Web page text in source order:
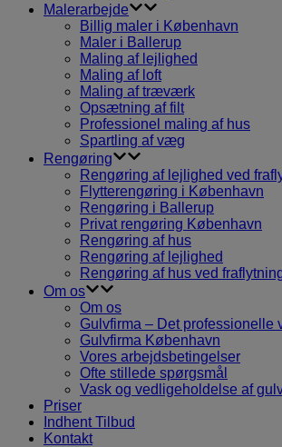
Malerarbejde
Billig maler i København
Maler i Ballerup
Maling af lejlighed
Maling af loft
Maling af træværk
Opsætning af filt
Professionel maling af hus
Spartling af væg
Rengøring
Rengøring af lejlighed ved
Flytterengøring i København
Rengøring i Ballerup
Privat rengøring København
Rengøring af hus
Rengøring af lejlighed
Rengøring af hus ved
Om os
Om os
Gulvfirma – Det professionelle
Gulvfirma København
Vores arbejdsbetingelser
Ofte stillede spørgsmål
Vask og vedligeholdelse af
Priser
Indhent Tilbud
Kontakt